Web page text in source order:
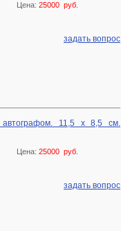
Цена: 25000 руб.
задать вопрос
автографом. 11,5 х 8,5 см.
Цена: 25000 руб.
задать вопрос